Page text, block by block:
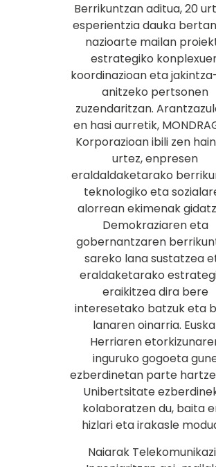
Berrikuntzan aditua, 20
esperientzia dauka
nazioarte mailan
estrategiko
koordinazioan eta
anitzeko pertsonen
zuzendaritzan.
en hasi aurretik,
Korporazioan ibili zen
urtez, enpresen
eraldaldaketarako
teknologiko eta
alorrean ekimenak
Demokraziaren eta
gobernantzaren
sareko lana sustatzea
eraldaketarako
eraikitzea dira bere
interesetako batzuk eta
lanaren oinarria.
Herriaren
inguruko gogoeta
ezberdinetan parte
Unibertsitate
kolaboratzen du, baita
hizlari eta irakasle
Naiarak